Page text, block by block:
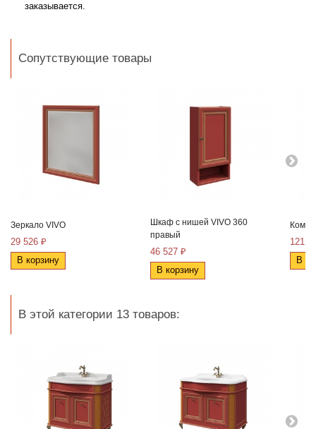
заказывается.
Сопутствующие товары
Зеркало VIVO
29 526 ₽
В корзину
Шкаф с нишей VIVO 360
правый
46 527 ₽
В корзину
121
В
В этой категории 13 товаров: